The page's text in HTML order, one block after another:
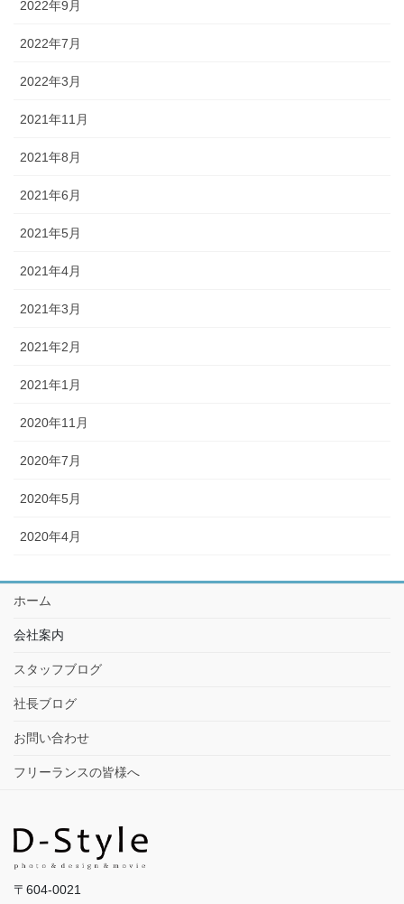
2022年9月
2022年7月
2022年3月
2021年11月
2021年8月
2021年6月
2021年5月
2021年4月
2021年3月
2021年2月
2021年1月
2020年11月
2020年7月
2020年5月
2020年4月
ホーム
会社案内
スタッフブログ
社長ブログ
お問い合わせ
フリーランスの皆様へ
〒604-0021